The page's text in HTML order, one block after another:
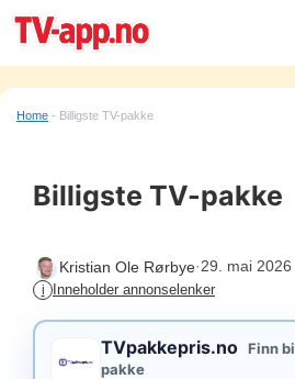
Hopp
innhold
Home - Billigste TV-pakke
Billigste TV-pakke
Kristian Ole Rørbye·29. mai 2026
i Inneholder annonselenker
TVpakkepris.no Finn
pakke